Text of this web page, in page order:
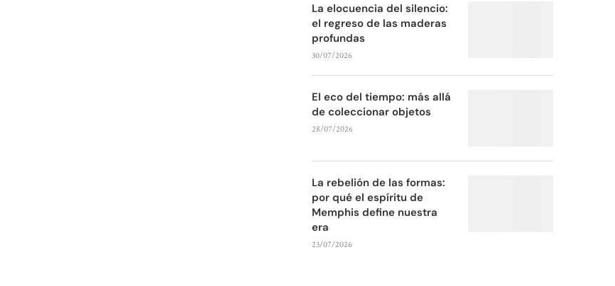
La elocuencia del silencio:
el regreso de las maderas
profundas
30/07/2026
El eco del tiempo: más allá
de coleccionar objetos
28/07/2026
La rebelión de las formas:
por qué el espíritu de
Memphis define nuestra
era
23/07/2026